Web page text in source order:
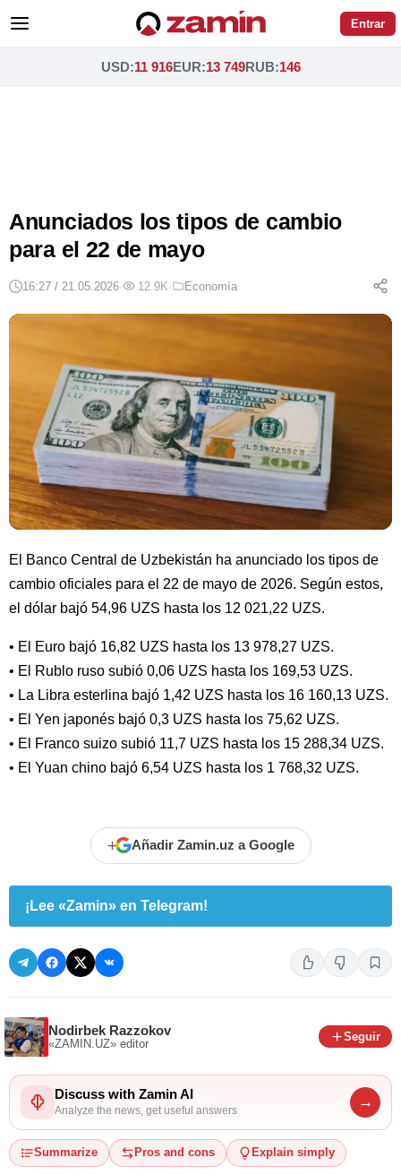
Entrar
USD:11 916EUR:13 749RUB:146
Anunciados los tipos de cambio
para el 22 de mayo
16:27 / 21.05.2026· 12.9K· Economía
El Banco Central de Uzbekistán ha anunciado los tipos de
cambio oficiales para el 22 de mayo de 2026. Según estos,
el dólar bajó 54,96 UZS hasta los 12 021,22 UZS.
• El Euro bajó 16,82 UZS hasta los 13 978,27 UZS.
• El Rublo ruso subió 0,06 UZS hasta los 169,53 UZS.
• La Libra esterlina bajó 1,42 UZS hasta los 16 160,13 UZS.
• El Yen japonés bajó 0,3 UZS hasta los 75,62 UZS.
• El Franco suizo subió 11,7 UZS hasta los 15 288,34 UZS.
• El Yuan chino bajó 6,54 UZS hasta los 1 768,32 UZS.
+ Añadir Zamin.uz a Google
¡Lee «Zamin» en Telegram!
Nodirbek Razzokov
«ZAMIN.UZ» editor
Seguir
Discuss with Zamin AI
Analyze the news, get useful answers
→
Summarize Pros and cons Explain simply